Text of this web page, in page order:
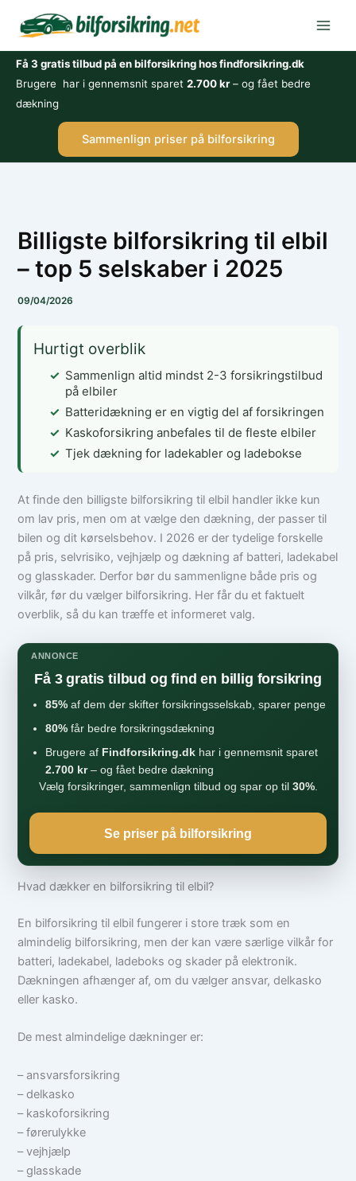
Få 3 gratis tilbud på en bilforsikring hos findforsikring.dk
Brugere har i gennemsnit sparet 2.700 kr– og fået bedre
dækning
Sammenlign priser på bilforsikring
Billigste bilforsikring til elbil
– top 5 selskaber i 2025
09/04/2026
Hurtigt overblik
Sammenlign altid mindst 2-3 forsikringstilbud
på elbiler
Batteridækning er en vigtig del af forsikringen
Kaskoforsikring anbefales til de fleste elbiler
Tjek dækning for ladekabler og ladebokse
At finde den billigste bilforsikring til elbil handler ikke kun
om lav pris, men om at vælge den dækning, der passer til
bilen og dit kørselsbehov. I 2026 er der tydelige forskelle
på pris, selvrisiko, vejhjælp og dækning af batteri, ladekabel
og glasskader. Derfor bør du sammenligne både pris og
vilkår, før du vælger bilforsikring. Her får du et faktuelt
overblik, så du kan træffe et informeret valg.
ANNONCE
Få 3 gratis tilbud og find en billig forsikring
85% af dem der skifter forsikringsselskab, sparer penge
80% får bedre forsikringsdækning
Brugere af Findforsikring.dk har i gennemsnit sparet
2.700 kr– og fået bedre dækning
Vælg forsikringer, sammenlign tilbud og spar op til 30%.
Se priser på bilforsikring
Hvad dækker en bilforsikring til elbil?
En bilforsikring til elbil fungerer i store træk som en
almindelig bilforsikring, men der kan være særlige vilkår for
batteri, ladekabel, ladeboks og skader på elektronik.
Dækningen afhænger af, om du vælger ansvar, delkasko
eller kasko.
De mest almindelige dækninger er:
– ansvarsforsikring
– delkasko
– kaskoforsikring
– førerulykke
– vejhjælp
– glasskade